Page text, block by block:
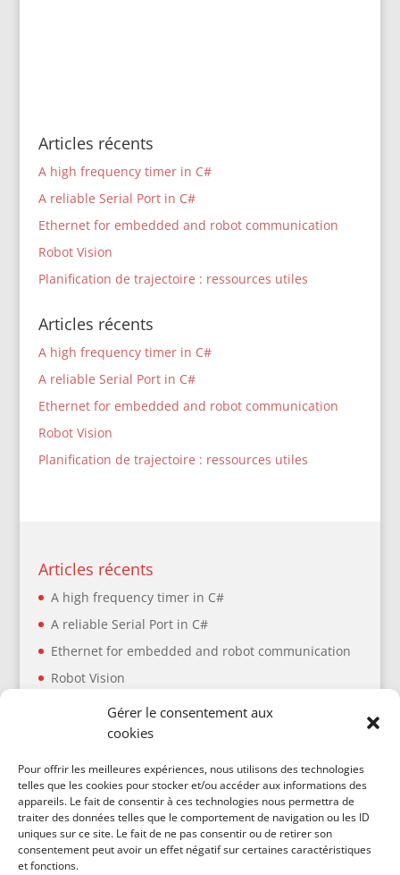
Gérer le consentement aux
cookies
Pour offrir les meilleures expériences, nous utilisons des technologies
telles que les cookies pour stocker et/ou accéder aux informations des
appareils. Le fait de consentir à ces technologies nous permettra de
traiter des données telles que le comportement de navigation ou les ID
uniques sur ce site. Le fait de ne pas consentir ou de retirer son
consentement peut avoir un effet négatif sur certaines caractéristiques
et fonctions.
Articles récents
A high frequency timer in C#
A reliable Serial Port in C#
Ethernet for embedded and robot communication
Robot Vision
Planification de trajectoire : ressources utiles
Articles récents
A high frequency timer in C#
A reliable Serial Port in C#
Ethernet for embedded and robot communication
Robot Vision
Planification de trajectoire : ressources utiles
Articles récents
A high frequency timer in C#
A reliable Serial Port in C#
Ethernet for embedded and robot communication
Robot Vision
Planification de trajectoire : ressources utiles
Articles récents
A high frequency timer in C#
A reliable Serial Port in C#
Ethernet for embedded and robot communication